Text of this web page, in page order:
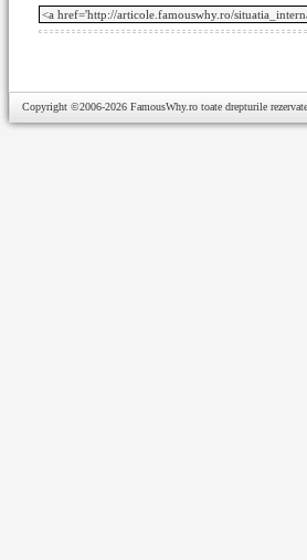
Copyright ©2006-2026 FamousWhy.ro toate drepturile